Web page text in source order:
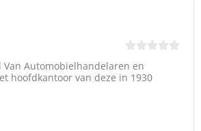
Van Automobielhandelaren en
hoofdkantoor van deze in 1930